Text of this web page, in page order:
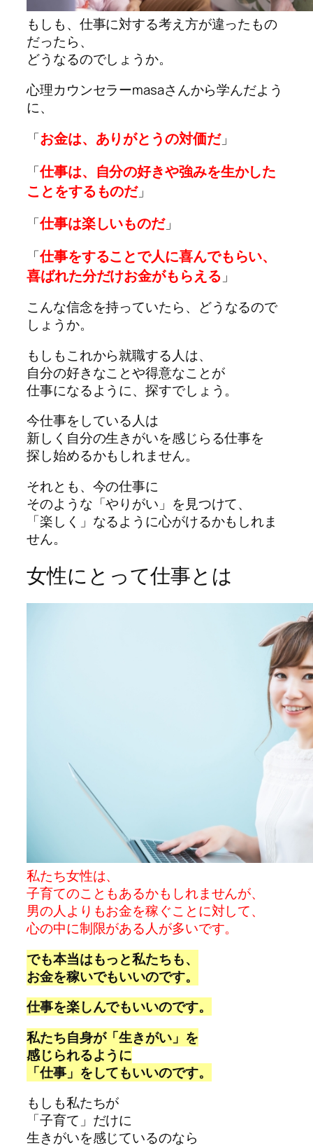
もしも、仕事に対する考え方が違ったもの
だったら、
どうなるのでしょうか。
心理カウンセラーmasaさんから学んだよう
に、
「お金は、ありがとうの対価だ」
「仕事は、自分の好きや強みを生かした
ことをするものだ」
「仕事は楽しいものだ」
「仕事をすることで人に喜んでもらい、
喜ばれた分だけお金がもらえる 」
こんな信念を持っていたら、
どうなるので
しょうか。
もしもこれから就職する人は、
自分の好きなことや得意なことが
仕事になるように、探すでしょう。
今仕事をしている人は
新しく自分の生きがいを感じらる仕事を
探し始めるかもしれません。
それとも、今の仕事に
そのような「やりがい」を見つけて、
「楽しく」なるように心がけるかもしれま
せん。
女性にとって仕事とは
私たち女性は、
子育てのこともあるかもしれませんが、
男の人よりもお金を稼ぐことに対して、
心の中に制限がある人が多いです。
でも本当はもっと私たちも、
お金を稼いでもいいのです。
仕事を楽しんでもいいのです。
私たち自身が「生きがい」を
感じられるように
「仕事」をしてもいいのです。
もしも私たちが
「子育て」だけに
生きがいを感じているのなら